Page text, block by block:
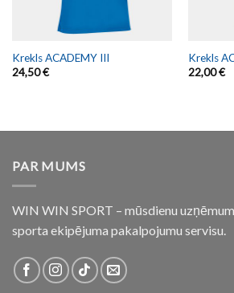
Krekls ACADEMY III
24,50€
Krekls
22,00€
PAR MUMS
WIN WIN SPORT – mūsdienu
sporta ekipējuma pakalpojumu servisu.